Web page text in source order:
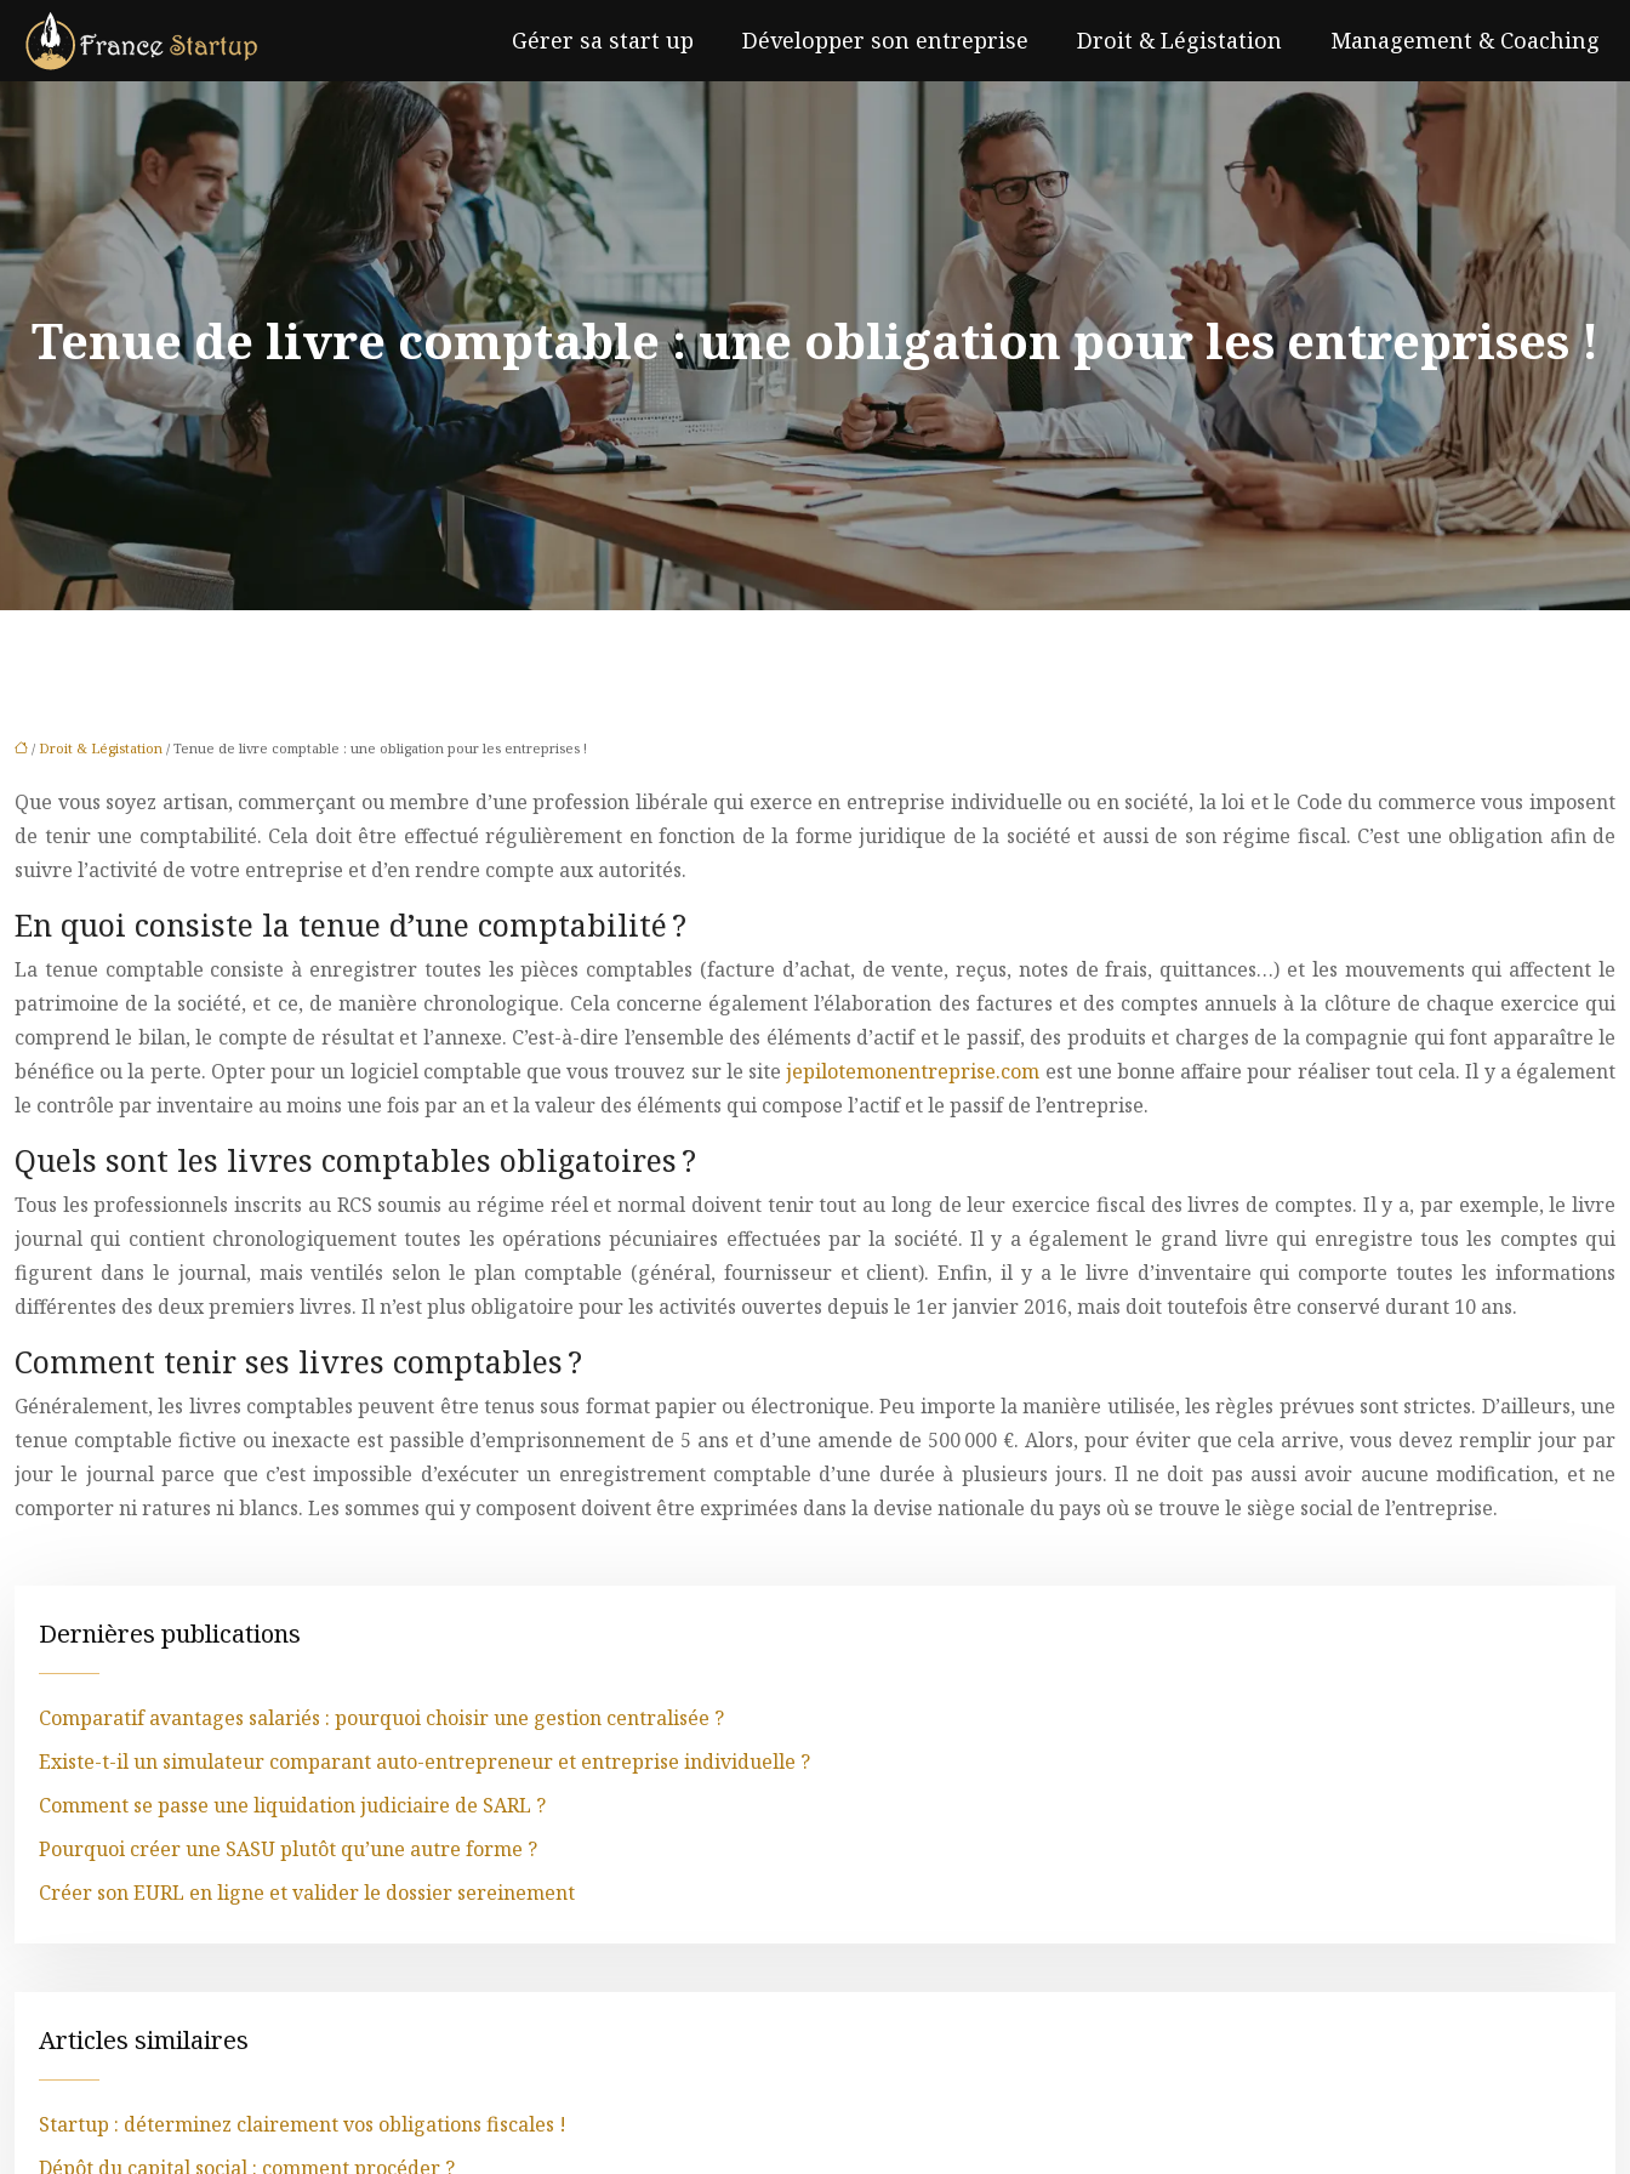
Gérer sa start up Développer son entreprise Droit & Légistation Management & Coaching
Tenue de livre comptable : une obligation pour les entreprises !
/ Droit & Légistation / Tenue de livre comptable : une obligation pour les entreprises !
Que vous soyez artisan, commerçant ou membre d’une profession libérale qui exerce en entreprise individuelle ou en société, la loi et le Code du commerce vous imposent
de tenir une comptabilité. Cela doit être effectué régulièrement en fonction de la forme juridique de la société et aussi de son régime fiscal. C’est une obligation afin de
suivre l’activité de votre entreprise et d’en rendre compte aux autorités.
En quoi consiste la tenue d’une comptabilité ?
La tenue comptable consiste à enregistrer toutes les pièces comptables (facture d’achat, de vente, reçus, notes de frais, quittances…) et les mouvements qui affectent le
patrimoine de la société, et ce, de manière chronologique. Cela concerne également l’élaboration des factures et des comptes annuels à la clôture de chaque exercice qui
comprend le bilan, le compte de résultat et l’annexe. C’est-à-dire l’ensemble des éléments d’actif et le passif, des produits et charges de la compagnie qui font apparaître le
bénéfice ou la perte. Opter pour un logiciel comptable que vous trouvez sur le sitejepilotemonentreprise.com est une bonne affaire pour réaliser tout cela. Il y a également
le contrôle par inventaire au moins une fois par an et la valeur des éléments qui compose l’actif et le passif de l’entreprise.
Quels sont les livres comptables obligatoires ?
Tous les professionnels inscrits au RCS soumis au régime réel et normal doivent tenir tout au long de leur exercice fiscal des livres de comptes. Il y a, par exemple, le livre
journal qui contient chronologiquement toutes les opérations pécuniaires effectuées par la société. Il y a également le grand livre qui enregistre tous les comptes qui
figurent dans le journal, mais ventilés selon le plan comptable (général, fournisseur et client). Enfin, il y a le livre d’inventaire qui comporte toutes les informations
différentes des deux premiers livres. Il n’est plus obligatoire pour les activités ouvertes depuis le 1er janvier 2016, mais doit toutefois être conservé durant 10 ans.
Comment tenir ses livres comptables ?
Généralement, les livres comptables peuvent être tenus sous format papier ou électronique. Peu importe la manière utilisée, les règles prévues sont strictes. D’ailleurs, une
tenue comptable fictive ou inexacte est passible d’emprisonnement de 5 ans et d’une amende de 500 000 €. Alors, pour éviter que cela arrive, vous devez remplir jour par
jour le journal parce que c’est impossible d’exécuter un enregistrement comptable d’une durée à plusieurs jours. Il ne doit pas aussi avoir aucune modification, et ne
comporter ni ratures ni blancs. Les sommes qui y composent doivent être exprimées dans la devise nationale du pays où se trouve le siège social de l’entreprise.
Dernières publications
Comparatif avantages salariés : pourquoi choisir une gestion centralisée ?
Existe-t-il un simulateur comparant auto-entrepreneur et entreprise individuelle ?
Comment se passe une liquidation judiciaire de SARL ?
Pourquoi créer une SASU plutôt qu’une autre forme ?
Créer son EURL en ligne et valider le dossier sereinement
Articles similaires
Startup : déterminez clairement vos obligations fiscales !
Dépôt du capital social : comment procéder ?